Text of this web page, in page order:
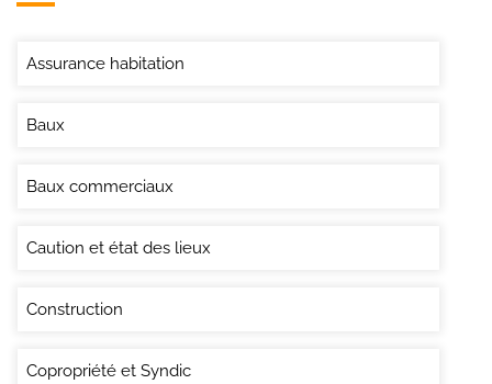
Assurance habitation
Baux
Baux commerciaux
Caution et état des lieux
Construction
Copropriété et Syndic